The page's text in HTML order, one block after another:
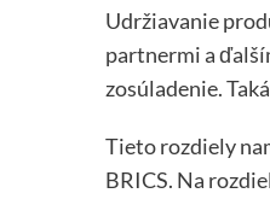
Udržiavanie
partnermi a
zosúladenie.
Tieto rozdiely
BRICS. Na